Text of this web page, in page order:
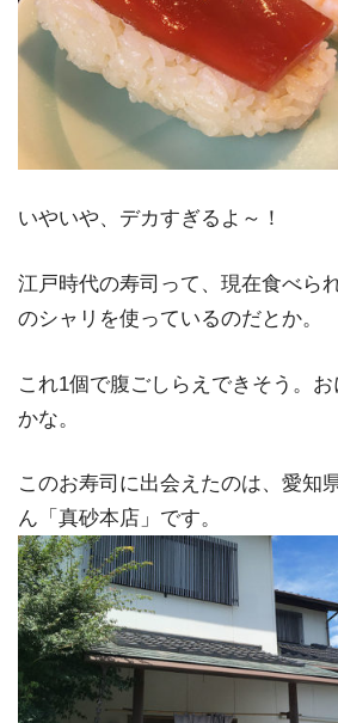
いやいや、デカすぎるよ～！
江戸時代の寿司って、現在食べら
のシャリを使っているのだとか。
これ1個で腹ごしらえできそう。
かな。
このお寿司に出会えたのは、愛知
ん「真砂本店」です。